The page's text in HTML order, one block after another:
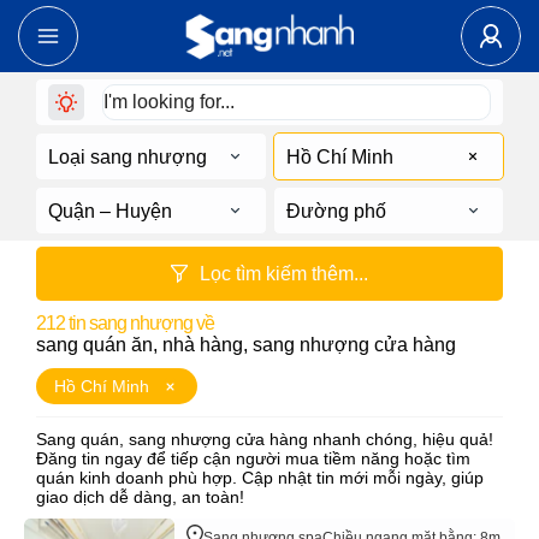
Loại sang nhượng Hồ Chí Minh
Quận – Huyện Đường phố
Lọc tìm kiếm thêm...
212tin sang nhượng về
sang quán ăn, nhà hàng, sang nhượng cửa hàng
Hồ Chí Minh
Sang quán, sang nhượng cửa hàng nhanh chóng, hiệu quả!
Đăng tin ngay để tiếp cận người mua tiềm năng hoặc tìm
quán kinh doanh phù hợp. Cập nhật tin mới mỗi ngày, giúp
giao dịch dễ dàng, an toàn!